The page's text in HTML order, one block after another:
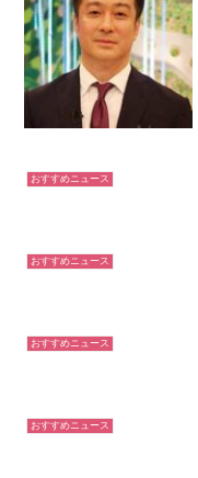
おすすめニュース
おすすめニュース
おすすめニュース
おすすめニュース